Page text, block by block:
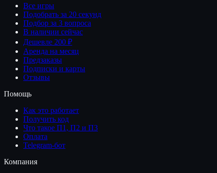
Все игры
Подобрать за 20 секунд
Подбор за 3 вопроса
В наличии сейчас
Дешевле 200 ₽
Аренда на месяц
Предзаказы
Подписки и карты
Отзывы
Помощь
Как это работает
Получить код
Что такое П1, П2 и П3
Оплата
Telegram-бот
Компания